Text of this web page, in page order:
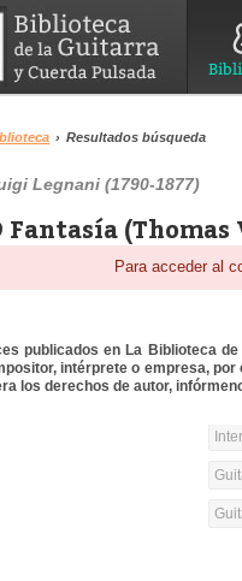
› Resultados búsqueda
Legnani (1790-1877)
Fantasía
Para acceder al
publicados en La Biblioteca
intérprete o empresa,
los derechos de autor,